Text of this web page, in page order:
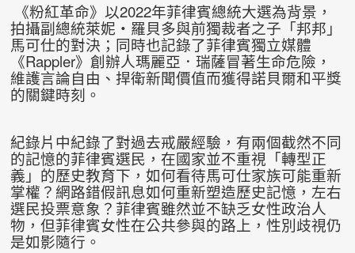
《粉紅革命》以2022年菲律賓總統大選為背景，
拍攝副總統萊妮・羅貝多與前獨裁者之子「邦邦」
馬可仕的對決；同時也記錄了菲律賓獨立媒體
《Rappler》創辦人瑪麗亞．瑞薩冒著生命危險，
維護言論自由、捍衛新聞價值而獲得諾貝爾和平獎
的關鍵時刻。
紀錄片中紀錄了對過去戒嚴經驗，有兩個截然不同
的記憶的菲律賓選民，在國家並不重視「轉型正
義」的歷史教育下，如何看待馬可仕家族可能重新
掌權？網路錯假訊息如何重新塑造歷史記憶，左右
選民投票意象？菲律賓雖然並不缺乏女性政治人
物，但菲律賓女性在公共參與的路上，性別歧視仍
是如影隨行。